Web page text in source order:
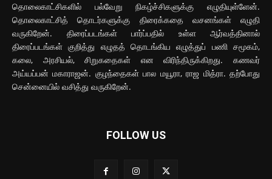
தொலைகாட்சிகளில் பல்வேறு நிகழ்ச்சிகளுக்கு எழுதியுள்ளேன்.
தொலைகாட்சித் தொடர்களுக்கு திரைக்கதை வசனங்கள் எழுதி
வருகிறேன். திரைப்படங்கள் பார்ப்பதில் உள்ள ஆர்வத்தினால்
திரைப்படங்கள் குறித்து எழுதத் தொடங்கிய எழுத்துப் பணி சமூகம்,
கலை, அரசியல், சிறுகதைகள் என விரிந்திருக்கிறது. கணவர்
அய்யப்பன் மகாராஜன். குழந்தைகள் பால மயூரா, ராஜ மித்ரா. தற்போது
சென்னையில் வசித்து வருகிறேன்.
FOLLOW US